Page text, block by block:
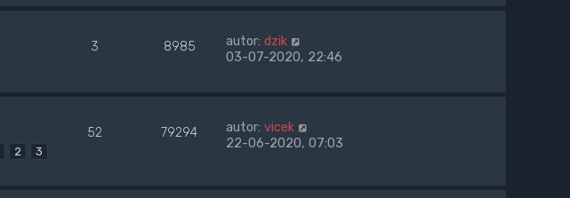
3 8985 autor: dzik
03-07-2020, 22:46
2 3
52 79294 autor: vicek
22-06-2020, 07:03